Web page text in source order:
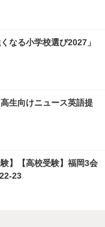
なる小学校選び2027」
生向けニュース英語提
】【高校受験】福岡3会
23